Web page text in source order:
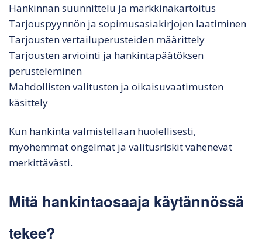
Hankinnan suunnittelu ja markkinakartoitus
Tarjouspyynnön ja sopimusasiakirjojen laatiminen
Tarjousten vertailuperusteiden määrittely
Tarjousten arviointi ja hankintapäätöksen
perusteleminen
Mahdollisten valitusten ja oikaisuvaatimusten
käsittely
Kun hankinta valmistellaan huolellisesti,
myöhemmät ongelmat ja valitusriskit vähenevät
merkittävästi.
Mitä hankintaosaaja käytännössä
tekee?